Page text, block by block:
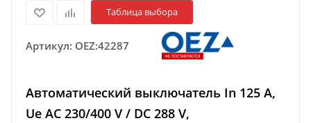
Таблица выбора
Артикул: OEZ:42287
Автоматический выключатель In 125 A,
Ue AC 230/400 V / DC 288 V,